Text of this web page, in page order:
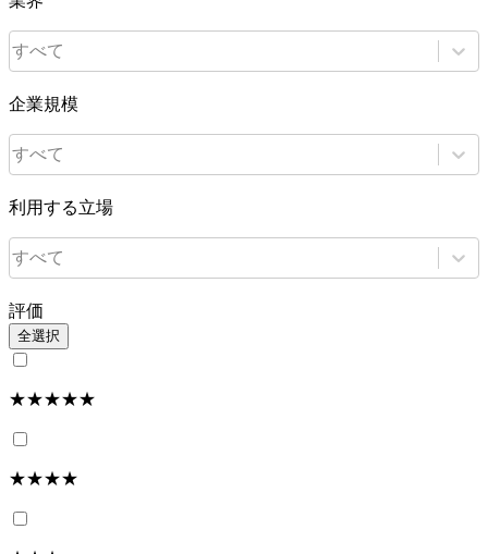
すべて
企業規模
すべて
利用する立場
すべて
評価
全選択
★★★★★
★★★★